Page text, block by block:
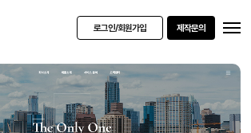
로그인/회원가입 제작문의